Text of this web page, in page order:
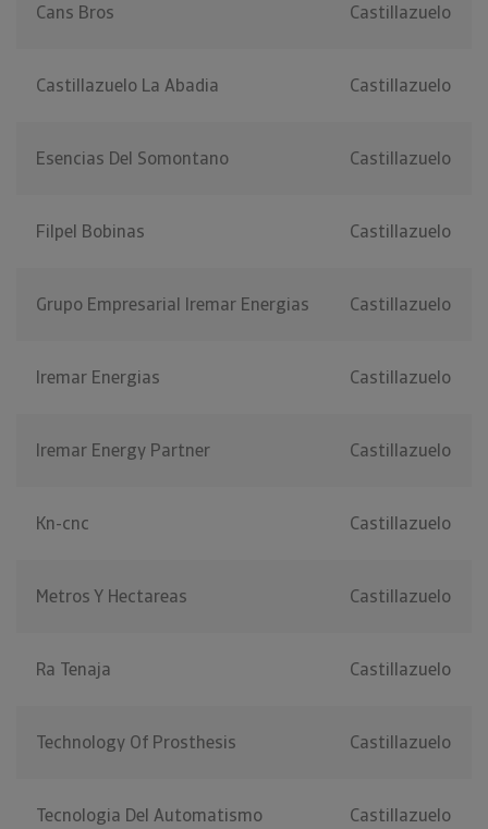
Cans Bros Castillazuelo
Castillazuelo La Abadia Castillazuelo
Esencias Del Somontano Castillazuelo
Filpel Bobinas Castillazuelo
Grupo Empresarial Iremar Energias Castillazuelo
Iremar Energias Castillazuelo
Iremar Energy Partner Castillazuelo
Kn-cnc Castillazuelo
Metros Y Hectareas Castillazuelo
Ra Tenaja Castillazuelo
Technology Of Prosthesis Castillazuelo
Tecnologia Del Automatismo Castillazuelo